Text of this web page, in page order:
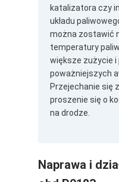
katalizatora czy
układu
można zostawić
temperatury
większe zużycie i
poważniejszych
Przejechanie się
proszenie się o
na drodze.
Naprawa i